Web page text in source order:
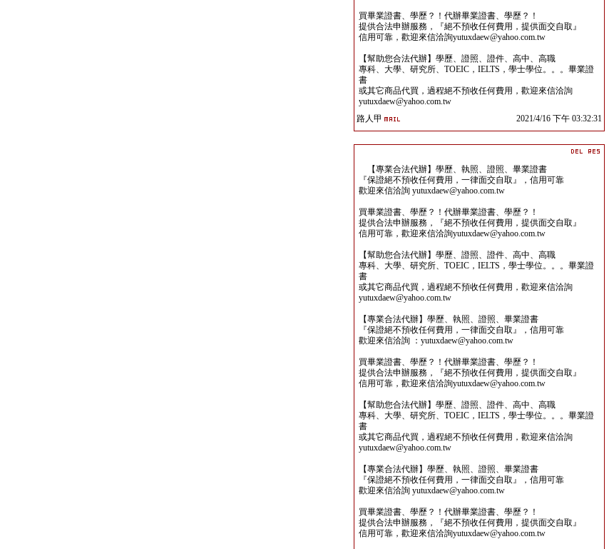
買畢業證書、學歷？！代辦畢業證書、學歷？！
提供合法申辦服務，『絕不預收任何費用，提供面交自取』
信用可靠，歡迎來信洽詢yutuxdaew@yahoo.com.tw
【幫助您合法代辦】學歷、證照、證件、高中、高職
專科、大學、研究所、TOEIC，IELTS，學士學位。。。畢業證
書
或其它商品代買，過程絕不預收任何費用，歡迎來信洽詢
yutuxdaew@yahoo.com.tw
路人甲
2021/4/16 下午 03:32:31
【專業合法代辦】學歷、執照、證照、畢業證書
『保證絕不預收任何費用，一律面交自取』，信用可靠
歡迎來信洽詢 yutuxdaew@yahoo.com.tw
買畢業證書、學歷？！代辦畢業證書、學歷？！
提供合法申辦服務，『絕不預收任何費用，提供面交自取』
信用可靠，歡迎來信洽詢yutuxdaew@yahoo.com.tw
【幫助您合法代辦】學歷、證照、證件、高中、高職
專科、大學、研究所、TOEIC，IELTS，學士學位。。。畢業證
書
或其它商品代買，過程絕不預收任何費用，歡迎來信洽詢
yutuxdaew@yahoo.com.tw
【專業合法代辦】學歷、執照、證照、畢業證書
『保證絕不預收任何費用，一律面交自取』，信用可靠
歡迎來信洽詢 ：yutuxdaew@yahoo.com.tw
買畢業證書、學歷？！代辦畢業證書、學歷？！
提供合法申辦服務，『絕不預收任何費用，提供面交自取』
信用可靠，歡迎來信洽詢yutuxdaew@yahoo.com.tw
【幫助您合法代辦】學歷、證照、證件、高中、高職
專科、大學、研究所、TOEIC，IELTS，學士學位。。。畢業證
書
或其它商品代買，過程絕不預收任何費用，歡迎來信洽詢
yutuxdaew@yahoo.com.tw
【專業合法代辦】學歷、執照、證照、畢業證書
『保證絕不預收任何費用，一律面交自取』，信用可靠
歡迎來信洽詢 yutuxdaew@yahoo.com.tw
買畢業證書、學歷？！代辦畢業證書、學歷？！
提供合法申辦服務，『絕不預收任何費用，提供面交自取』
信用可靠，歡迎來信洽詢yutuxdaew@yahoo.com.tw